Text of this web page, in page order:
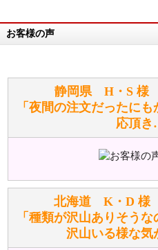
万が一欲しい商品が見つか
お任せください！それは当
てなしの心」で対応させて
シュタイフのぬいぐるみ
るみのお手入れ方法を教えてく
詳しくはこちら をご覧くだ
ぬいぐるみの耳に付いてい
お客様の声
静岡県 H・S
「夜間の注文だったに
応頂き
北海道 K・D
「種類が沢山ありそう
沢山いる様な気